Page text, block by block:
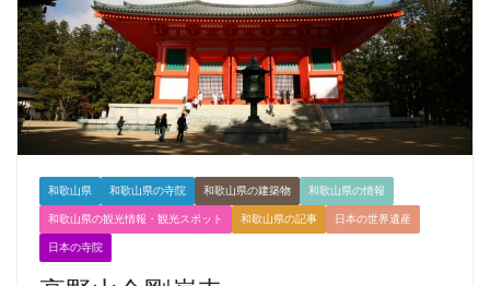
和歌山県 和歌山県の寺院 和歌山県の建築物 和歌山県の情報
和歌山県の観光情報・観光スポット 和歌山県の記事 日本の世界遺産
日本の寺院